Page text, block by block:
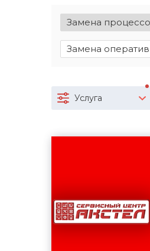
Замена
Замена
Услуга